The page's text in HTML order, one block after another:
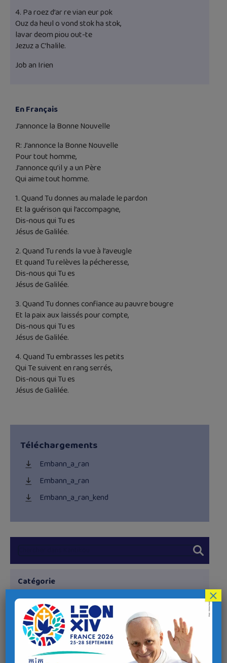
4. Pa roez d’ar re vian eur pok
Ouz da heul o vond stok ha stok,
lavar deom piou out-te
Jezuz a C’halile.
Job an Irien
En Français
J’annonce la Bonne Nouvelle
R: J’annonce la Bonne Nouvelle
Pour tout homme,
J’annonce qu’il y a un Père
Qui aime tout homme.
1. Quand Tu donnes au malade le pardon
Et la guérison qui l’accompagne,
Dis-nous qui Tu es
Jésus de Galilée.
2. Quand Tu rends la vue à l’aveugle
Et quand Tu relèves la pécheresse,
Dis-nous qui Tu es
Jésus de Galilée.
3. Quand Tu donnes confiance au pauvre bougre
Et la paix aux laissés pour compte,
Dis-nous qui Tu es
Jésus de Galilée.
4. Quand Tu embrasses les petits
Qui Te suivent en rang serrés,
Dis-nous qui Tu es
Jésus de Galilée.
Téléchargements
Embann_a_ran
Embann_a_ran
Embann_a_ran_kend
Catégorie
Buez Kristen
Sous-catégories
Adorasion (Adoration)
Beilladegou (Veillées)
Mareou a bedenn (Temps de prière)
×